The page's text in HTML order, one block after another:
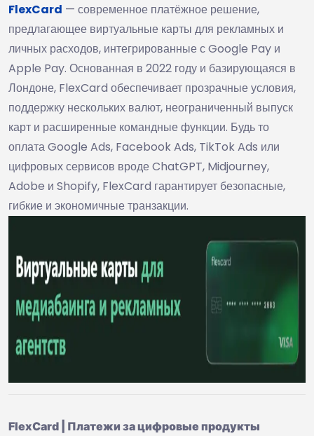
FlexCard — современное платёжное решение,
предлагающее виртуальные карты для рекламных и
личных расходов, интегрированные с Google Pay и
Apple Pay. Основанная в 2022 году и базирующаяся в
Лондоне, FlexCard обеспечивает прозрачные условия,
поддержку нескольких валют, неограниченный выпуск
карт и расширенные командные функции. Будь то
оплата Google Ads, Facebook Ads, TikTok Ads или
цифровых сервисов вроде ChatGPT, Midjourney,
Adobe и Shopify, FlexCard гарантирует безопасные,
гибкие и экономичные транзакции.
FlexCard | Платежи за цифровые продукты